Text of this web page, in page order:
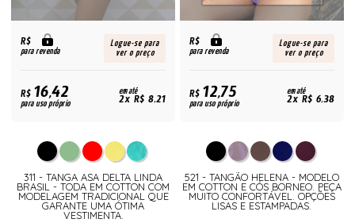
R$
para revenda
Logue-se para
ver o preço
R$16,42
para uso próprio
em até
2x R$ 8,21
311 - TANGA ASA DELTA LINDA
BRASIL - TODA EM COTTON COM
MODELAGEM TRADICIONAL QUE
GARANTE UMA ÓTIMA
VESTIMENTA.
R$
para revenda
Logue-se para
ver o preço
R$12,75
para uso próprio
em até
2x R$ 6,38
521 - TANGÃO HELENA - MODELO
EM COTTON E CÓS BORNEO. PEÇA
MUITO CONFORTÁVEL. OPÇÕES
LISAS E ESTAMPADAS.